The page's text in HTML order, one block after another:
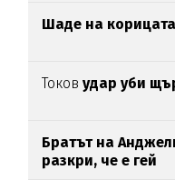
Шаде на
Токовудар уби
Братът на
разкри, че е гей